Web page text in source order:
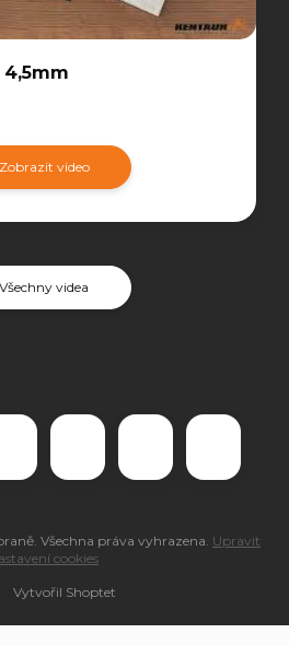
4,5mm
Zobrazit video
Všechny videa
Vytvořil Shoptet
. Všechna práva vyhrazena. Upravit
cookies